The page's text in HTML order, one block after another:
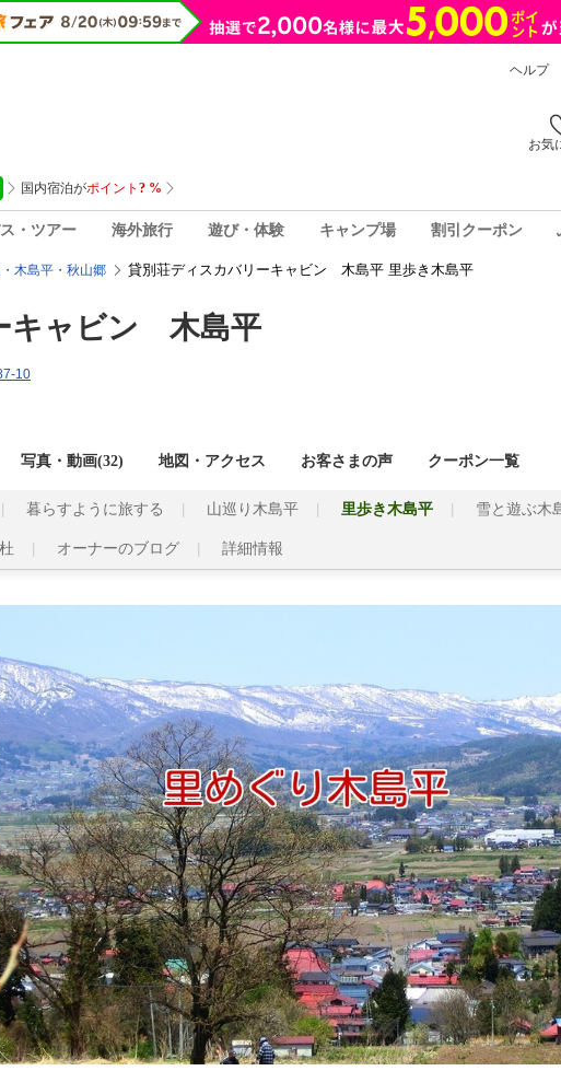
ヘルプ
お気
・ツアー 海外旅行 遊び・体験 キャンプ場 割引クーポン
木島平・秋山郷 貸別荘ディスカバリーキャビン 木島平 里歩き木島平
キャビン 木島平
10
写真・動画(32) 地図・アクセス お客さまの声 クーポン一覧
暮らすように旅する 山巡り木島平 里歩き木島平 雪と遊ぶ木
オーナーのブログ 詳細情報